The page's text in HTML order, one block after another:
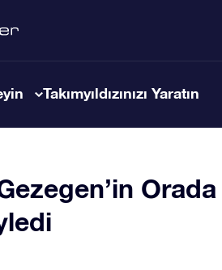
Takımyıldızınızı Yaratın